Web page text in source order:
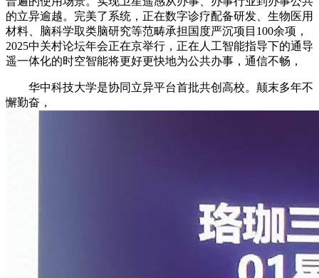
的立异逾越。完美了系统，正在数字诊疗配备研发、生物医用
材料、脑科学取类脑研究等范畴承担国度严沉项目100余项，
2025中关村论坛年会正在京举行，正在人工智能指导下的通导
遥一体化的时空智能将更好更快地为公共办事，通信不畅，
华中科技大学是协同立异平台首批共创高校。颠末多年不
懈勤奋，